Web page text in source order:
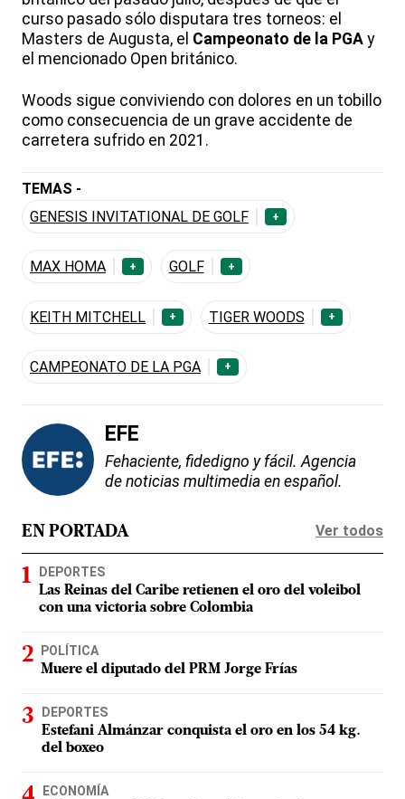
curso pasado sólo disputara tres torneos: el
Masters de Augusta, el Campeonato de la PGA y
el mencionado Open británico.
Woods sigue conviviendo con dolores en un tobillo
como consecuencia de un grave accidente de
carretera sufrido en 2021.
TEMAS -
GENESIS INVITATIONAL DE GOLF
+
MAX HOMA + GOLF +
KEITH MITCHELL + TIGER WOODS +
CAMPEONATO DE LA PGA +
EFE
Fehaciente, fidedigno y fácil. Agencia
de noticias multimedia en español.
EN PORTADA Ver todos
DEPORTES
Las Reinas del Caribe retienen el oro del voleibol
con una victoria sobre Colombia
POLÍTICA
Muere el diputado del PRM Jorge Frías
DEPORTES
Estefani Almánzar conquista el oro en los 54 kg.
del boxeo
ECONOMÍA